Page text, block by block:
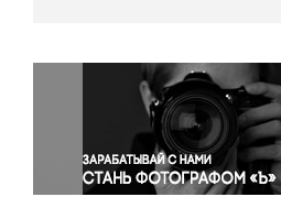
Окружающая среда
Политика
Правосудие
Происшествия и конфликты
Религия